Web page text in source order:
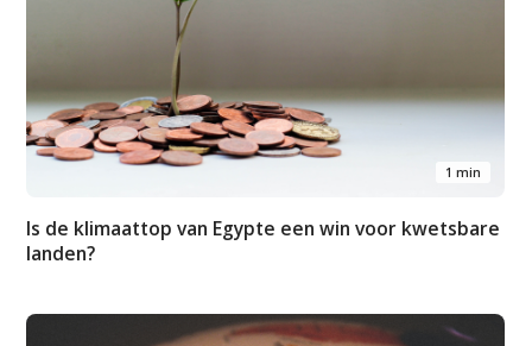
Artikelen
Contact
1 min
Is de klimaattop van Egypte een win voor kwetsbare
landen?